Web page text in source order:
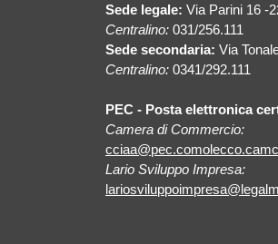
Sede legale: Via Parini 16 -
Centralino: 031/256.111
Sede secondaria: Via
Centralino: 0341/292.111
PEC - Posta elettronica
Camera di Commercio:
Lario Sviluppo Impresa: